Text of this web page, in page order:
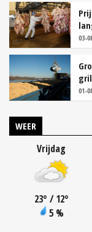
03-
01-
WEER
Vrijdag
23° / 12°
5 %